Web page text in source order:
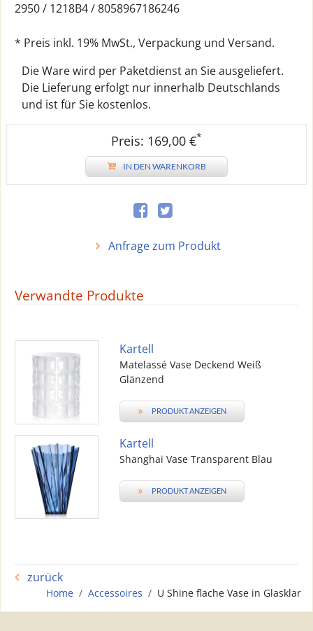
2950 / 1218B4/8058967186246
* Preis inkl. 19% MwSt., Verpackung und Versand.
Die Ware wird per Paketdienst an Sie ausgeliefert.
Die Lieferung erfolgt nur innerhalb Deutschlands
und ist für Sie kostenlos.
Preis: 169,00 €*
IN DEN WARENKORB
Anfrage zum Produkt
Verwandte Produkte
Kartell
Matelassé Vase Deckend Weiß
Glänzend
» PRODUKT ANZEIGEN
Kartell
Shanghai Vase Transparent Blau
» PRODUKT ANZEIGEN
zurück
Home Accessoires U Shine flache Vase in Glasklar